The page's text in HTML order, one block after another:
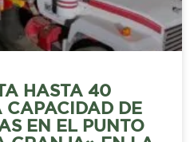
HASTA 40
CAPACIDAD DE
EN EL PUNTO